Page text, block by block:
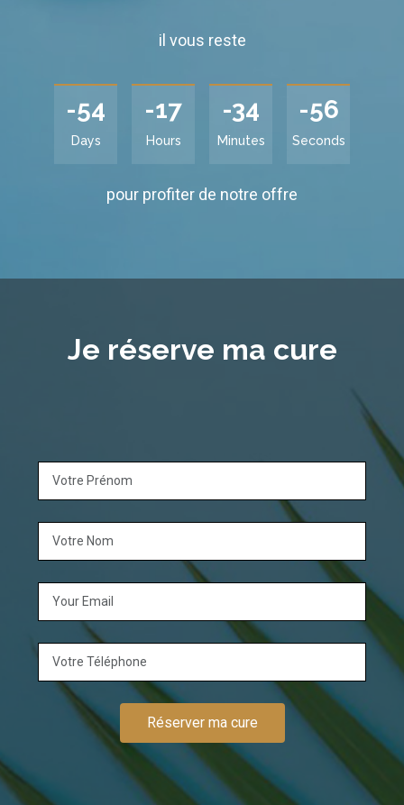
il vous reste
-54
Days
-17
Hours
-34
Minutes
-56
Seconds
pour profiter de notre offre
Je réserve ma cure
Réserver ma cure